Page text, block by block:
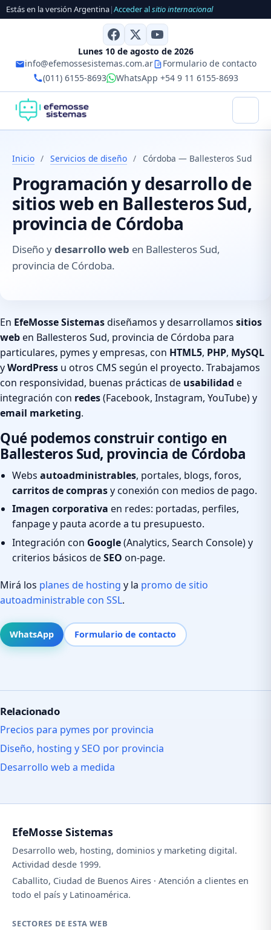
Estás en la versión Argentina|Acceder alsitio internacional
Lunes 10 de agosto de 2026
info@efemossesistemas.com.ar
Formulario de contacto
(011) 6155-8693
WhatsApp +54 9 11 6155-8693
Inicio / Servicios de diseño / Córdoba — Ballesteros Sud
Programación y desarrollo de
sitios web en Ballesteros Sud,
provincia de Córdoba
Diseño ydesarrollo web en Ballesteros Sud,
provincia de Córdoba.
En EfeMosse Sistemasdiseñamos y desarrollamos sitios
weben Ballesteros Sud, provincia de Córdoba para
particulares, pymes y empresas, con HTML5, PHP, MySQL
yWordPress u otros CMS según el proyecto. Trabajamos
con responsividad, buenas prácticas de usabilidad e
integración con redes(Facebook, Instagram, YouTube) y
email marketing.
Qué podemos construir contigo en
Ballesteros Sud, provincia de Córdoba
Webs autoadministrables, portales, blogs, foros,
carritos de comprasy conexión con medios de pago.
Imagen corporativa en redes: portadas, perfiles,
fanpage y pauta acorde a tu presupuesto.
Integración con Google(Analytics, Search Console) y
criterios básicos deSEO on-page.
Mirá los planes de hosting y la promo de sitio
autoadministrable con SSL.
WhatsApp Formulario de contacto
Relacionado
Precios para pymes por provincia
Diseño, hosting y SEO por provincia
Desarrollo web a medida
EfeMosse Sistemas
Desarrollo web, hosting, dominios y marketing digital.
Actividad desde 1999.
Caballito, Ciudad de Buenos Aires · Atención a clientes en
todo el país y Latinoamérica.
SECTORES DE ESTA WEB